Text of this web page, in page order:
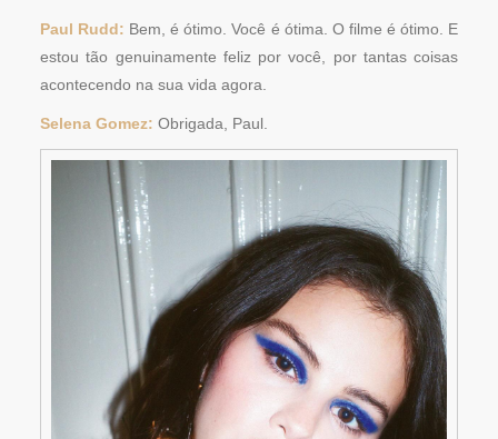
Paul Rudd: Bem, é ótimo. Você é ótima. O filme é ótimo. E
estou tão genuinamente feliz por você, por tantas coisas
acontecendo na sua vida agora.
Selena Gomez: Obrigada, Paul.